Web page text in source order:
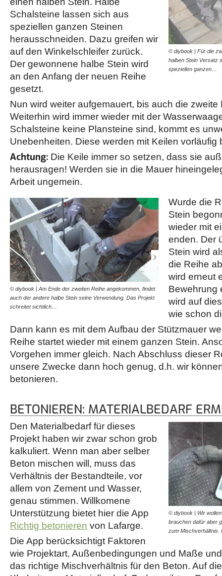
© diybook | Für die
halben Stein Versatz
speziellen ganzen…
Schalsteine lassen sich aus
speziellen ganzen Steinen
herausschneiden. Dazu greifen wir
auf den Winkelschleifer zurück.
Der gewonnene halbe Stein wird
an den Anfang der neuen Reihe
gesetzt.
Nun wird weiter aufgemauert, bis auch die zweite
Weiterhin wird immer wieder mit der
Schalsteine keine Plansteine sind, kommt es
Unebenheiten. Diese werden mit Keilen vorläufig
Achtung: Die Keile immer so setzen, dass sie
herausragen! Werden sie in die Mauer
Arbeit ungemein.
© diybook | Am Ende der zweiten Reihe angekommen, findet
auch der andere halbe Stein seine Verwendung. Das Projekt
schreitet sichtlich…
© diybook | Nach
diesmal nicht die
Vorgehen ist dasselbe
Wurde die
Stein
wieder mit
enden. Der
Stein wird
die Reihe
wird erneut
Bewehrung
wird auf
wie schon
Dann kann es mit dem Aufbau der Stützmauer
Reihe startet wieder mit einem ganzen Stein.
Vorgehen immer gleich. Nach Abschluss dieser
unsere Zwecke dann hoch genug, d.h. wir
betonieren.
BETONIEREN: MATERIALBEDARF
© diybook | Wir
brauchen dafür aber
zum
Den Materialbedarf für dieses
Projekt haben wir zwar schon grob
kalkuliert. Wenn man aber selber
Beton mischen will, muss das
Verhältnis der Bestandteile, vor
allem von Zement und Wasser,
genau stimmen. Willkomene
Unterstützung bietet hier die App
Richtig betonieren von Lafarge.
Die App berücksichtigt Faktoren
wie Projektart, Außenbedingungen und Maße
das richtige Mischverhältnis für den Beton. Auf